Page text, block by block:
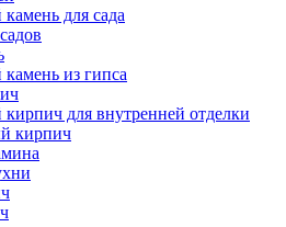
для сада
из гипса
для внутренней отделки
кирпич